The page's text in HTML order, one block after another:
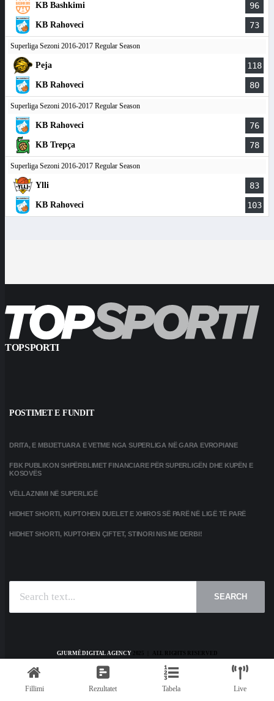
KB Bashkimi 96
KB Rahoveci 73
Superliga Sezoni 2016-2017 Regular Season
Peja 118
KB Rahoveci 80
Superliga Sezoni 2016-2017 Regular Season
KB Rahoveci 76
KB Trepça 78
Superliga Sezoni 2016-2017 Regular Season
Ylli 83
KB Rahoveci 103
TOPSPORTI
POSTIMET E FUNDIT
DRITA, E MBIJETUARA E VETME NGA SUPERLIGA NË GARA EVROPIANE
FBK PUBLIKON SHPËRBLIMET FINANCIARE PËR SUPERLIGËN DHE KUPËN E
KOSOVËS
VËLLAZNIMI NË SUPERLIGË
HIDHET SHORTI, KUPTOHEN DUELET E XHIROS SË PARË NË LIGË TË PARË
HIDHET SHORTI, KUPTOHEN ÇIFTET, STINORI NIS ME DERBI!
SEARCH
GJURMË DIGITAL AGENCY2025 | ALL RIGHTS RESERVED
TERMS AND CONDITIONS
Fillimi Rezultatet Tabela Live